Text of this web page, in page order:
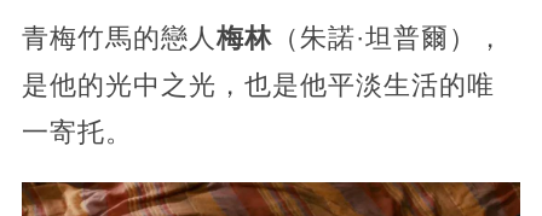
青梅竹馬的戀人 梅林（朱諾·坦普爾），
是他的光中之光，也是他平淡生活的唯
一寄托。